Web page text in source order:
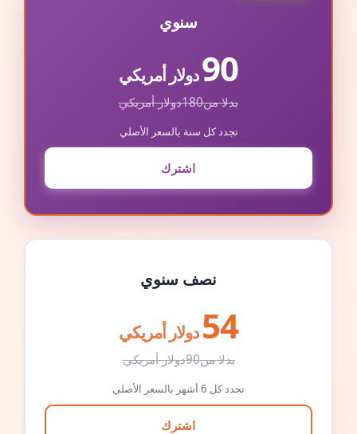
سنوي
90دولار أمريكي
بدلا من180دولار أمريكي
تجدد كل سنة بالسعر الأصلي
اشترك
نصف سنوي
54 دولار أمريكي
بدلا من90دولار أمريكي
تجدد كل 6 أشهر بالسعر الأصلي
اشترك